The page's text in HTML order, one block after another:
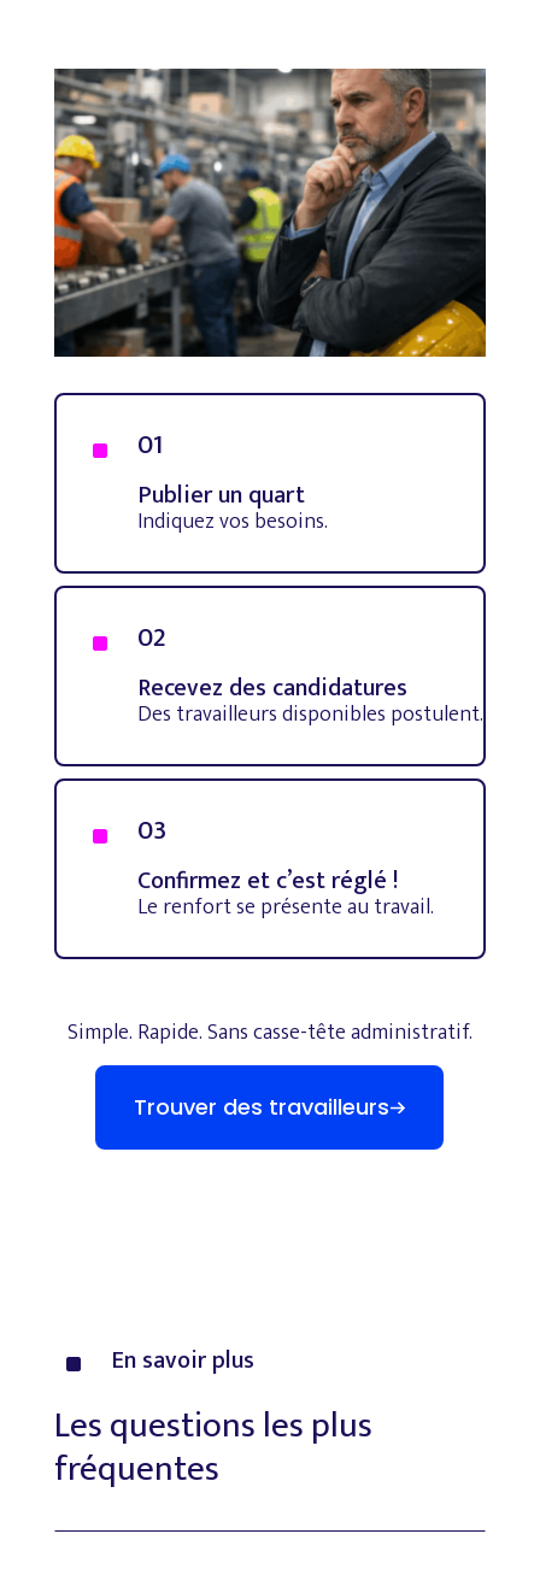
^ 01
Publier un quart
Indiquez vos besoins.
^ 02
Recevez des candidatures
Des travailleurs disponibles postulent.
^ 03
Confirmez et c’est réglé !
Le renfort se présente au travail.
Simple. Rapide.Sanscasse-têteadministratif.
Trouver des travailleurs
^ Ensavoirplus
Lesquestionslesplus
fréquentes